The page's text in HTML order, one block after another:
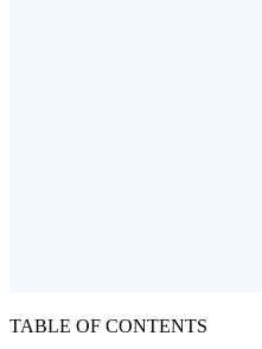
TABLE OF CONTENTS